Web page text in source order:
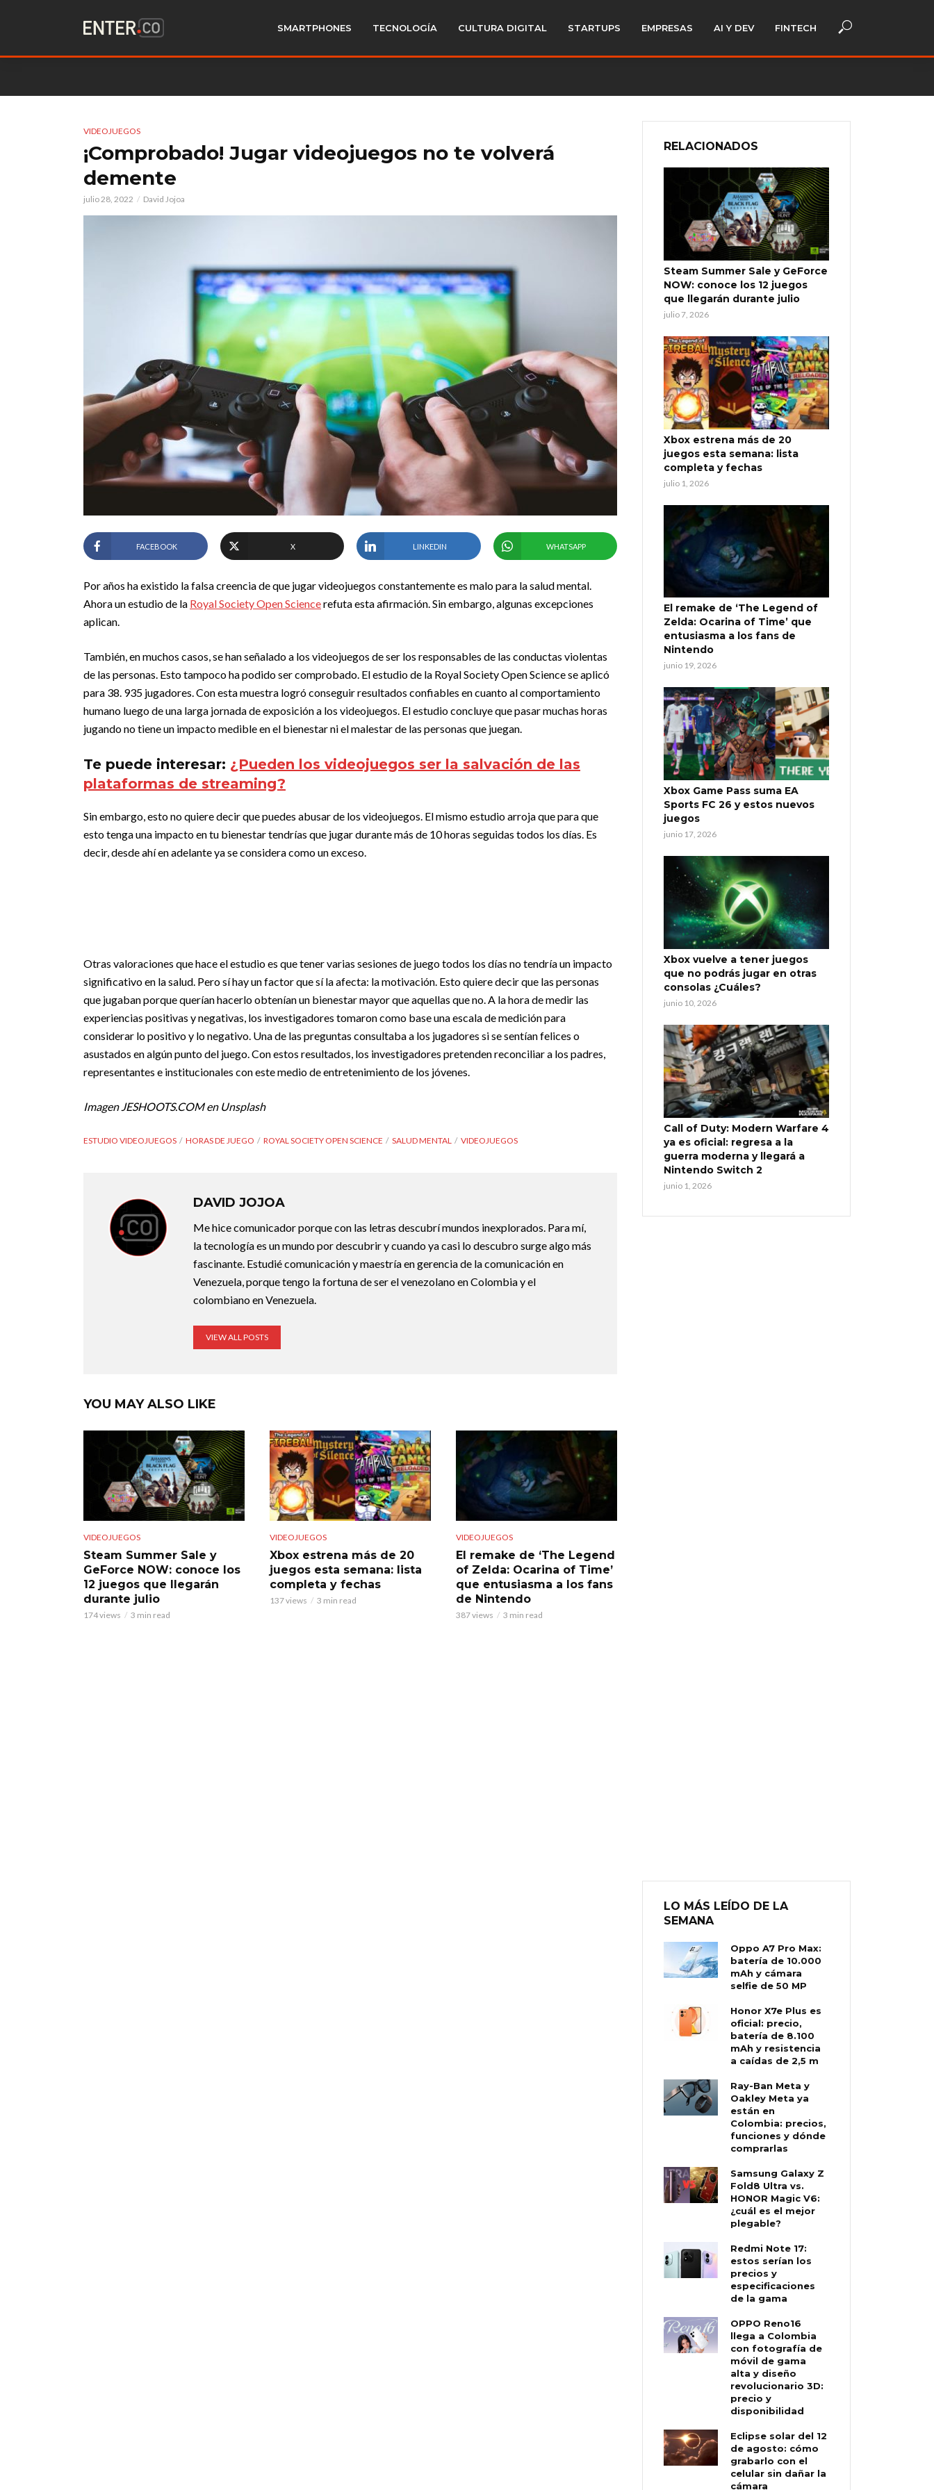
SMARTPHONES TECNOLOGÍA CULTURA DIGITAL STARTUPS EMPRESAS AI Y DEV FINTECH
VIDEOJUEGOS
¡Comprobado! Jugar videojuegos no te volverá
demente
julio 28, 2022 David Jojoa
FACEBOOK X LINKEDIN WHATSAPP
Por años ha existido la falsa creencia de que jugar videojuegos constantemente es malo para la salud mental.
Ahora un estudio de la Royal Society Open Sciencerefuta esta afirmación. Sin embargo, algunas excepciones
aplican.
También, en muchos casos, se han señalado a los videojuegos de ser los responsables de las conductas violentas
de las personas. Esto tampoco ha podido ser comprobado. El estudio de la Royal Society Open Science se aplicó
para 38. 935 jugadores. Con esta muestra logró conseguir resultados confiables en cuanto al comportamiento
humano luego de una larga jornada de exposición a los videojuegos. El estudio concluye que pasar muchas horas
jugando no tiene un impacto medible en el bienestar ni el malestar de las personas que juegan.
Te puede interesar: ¿Pueden los videojuegos ser la salvación de las
plataformas de streaming?
Sin embargo, esto no quiere decir que puedes abusar de los videojuegos. El mismo estudio arroja que para que
esto tenga una impacto en tu bienestar tendrías que jugar durante más de 10 horas seguidas todos los días. Es
decir, desde ahí en adelante ya se considera como un exceso.
Otras valoraciones que hace el estudio es que tener varias sesiones de juego todos los días no tendría un impacto
significativo en la salud. Pero sí hay un factor que sí la afecta: la motivación. Esto quiere decir que las personas
que jugaban porque querían hacerlo obtenían un bienestar mayor que aquellas que no. A la hora de medir las
experiencias positivas y negativas, los investigadores tomaron como base una escala de medición para
considerar lo positivo y lo negativo. Una de las preguntas consultaba a los jugadores si se sentían felices o
asustados en algún punto del juego. Con estos resultados, los investigadores pretenden reconciliar a los padres,
representantes e institucionales con este medio de entretenimiento de los jóvenes.
Imagen JESHOOTS.COM en Unsplash
ESTUDIO VIDEOJUEGOS HORAS DE JUEGO ROYAL SOCIETY OPEN SCIENCE SALUD MENTAL VIDEOJUEGOS
DAVID JOJOA
Me hice comunicador porque con las letras descubrí mundos inexplorados. Para mí,
la tecnología es un mundo por descubrir y cuando ya casi lo descubro surge algo más
fascinante. Estudié comunicación y maestría en gerencia de la comunicación en
Venezuela, porque tengo la fortuna de ser el venezolano en Colombia y el
colombiano en Venezuela.
VIEW ALL POSTS
YOU MAY ALSO LIKE
VIDEOJUEGOS
Steam Summer Sale y
GeForce NOW: conoce los
12 juegos que llegarán
durante julio
174 views 3 min read
VIDEOJUEGOS
Xbox estrena más de 20
juegos esta semana: lista
completa y fechas
137 views 3 min read
VIDEOJUEGOS
El remake de ‘The Legend
of Zelda: Ocarina of Time’
que entusiasma a los fans
de Nintendo
387 views 3 min read
RELACIONADOS
Steam Summer Sale y GeForce
NOW: conoce los 12 juegos
que llegarán durante julio
julio 7, 2026
Xbox estrena más de 20
juegos esta semana: lista
completa y fechas
julio 1, 2026
El remake de ‘The Legend of
Zelda: Ocarina of Time’ que
entusiasma a los fans de
Nintendo
junio 19, 2026
Xbox Game Pass suma EA
Sports FC 26 y estos nuevos
juegos
junio 17, 2026
Xbox vuelve a tener juegos
que no podrás jugar en otras
consolas ¿Cuáles?
junio 10, 2026
Call of Duty: Modern Warfare 4
ya es oficial: regresa a la
guerra moderna y llegará a
Nintendo Switch 2
junio 1, 2026
LO MÁS LEÍDO DE LA
SEMANA
Oppo A7 Pro Max:
batería de 10.000
mAh y cámara
selfie de 50 MP
Honor X7e Plus es
oficial: precio,
batería de 8.100
mAh y resistencia
a caídas de 2,5 m
Ray-Ban Meta y
Oakley Meta ya
están en
Colombia: precios,
funciones y dónde
comprarlas
Samsung Galaxy Z
Fold8 Ultra vs.
HONOR Magic V6:
¿cuál es el mejor
plegable?
Redmi Note 17:
estos serían los
precios y
especificaciones
de la gama
OPPO Reno16
llega a Colombia
con fotografía de
móvil de gama
alta y diseño
revolucionario 3D:
precio y
disponibilidad
Eclipse solar del 12
de agosto: cómo
grabarlo con el
celular sin dañar la
cámara